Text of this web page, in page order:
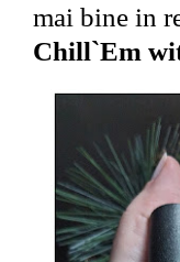
mai bine in
Chill`Em